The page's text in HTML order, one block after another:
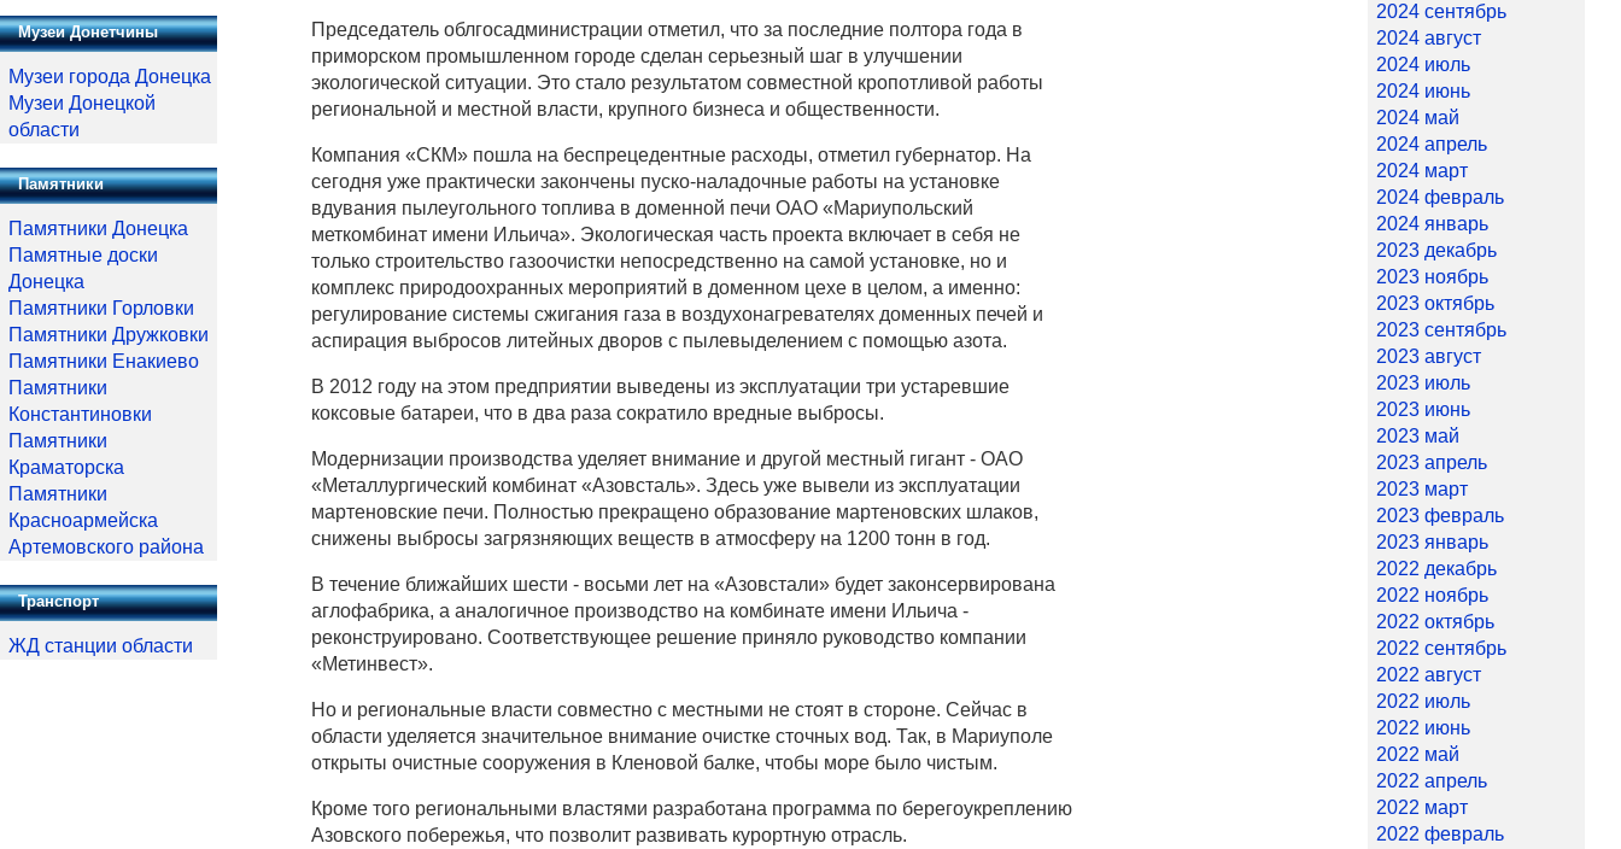
Председатель облгосадминистрации отметил, что за последние полтора года в
приморском промышленном городе сделан серьезный шаг в улучшении
экологической ситуации. Это стало результатом совместной кропотливой работы
региональной и местной власти, крупного бизнеса и общественности.
Компания «СКМ» пошла на беспрецедентные расходы, отметил губернатор. На
сегодня уже практически закончены пуско-наладочные работы на установке
вдувания пылеугольного топлива в доменной печи ОАО «Мариупольский
меткомбинат имени Ильича». Экологическая часть проекта включает в себя не
только строительство газоочистки непосредственно на самой установке, но и
комплекс природоохранных мероприятий в доменном цехе в целом, а именно:
регулирование системы сжигания газа в воздухонагревателях доменных печей и
аспирация выбросов литейных дворов с пылевыделением с помощью азота.
В 2012 году на этом предприятии выведены из эксплуатации три устаревшие
коксовые батареи, что в два раза сократило вредные выбросы.
Модернизации производства уделяет внимание и другой местный гигант - ОАО
«Металлургический комбинат «Азовсталь». Здесь уже вывели из эксплуатации
мартеновские печи. Полностью прекращено образование мартеновских шлаков,
снижены выбросы загрязняющих веществ в атмосферу на 1200 тонн в год.
В течение ближайших шести - восьми лет на «Азовстали» будет законсервирована
аглофабрика, а аналогичное производство на комбинате имени Ильича -
реконструировано. Соответствующее решение приняло руководство компании
«Метинвест».
Но и региональные власти совместно с местными не стоят в стороне. Сейчас в
области уделяется значительное внимание очистке сточных вод. Так, в Мариуполе
открыты очистные сооружения в Кленовой балке, чтобы море было чистым.
Кроме того региональными властями разработана программа по берегоукреплению
Азовского побережья, что позволит развивать курортную отрасль.
Музеи Донетчины
Музеи города Донецка
Музеи Донецкой
области
Памятники
Памятники Донецка
Памятные доски
Донецка
Памятники Горловки
Памятники Дружковки
Памятники Енакиево
Памятники
Константиновки
Памятники
Краматорска
Памятники
Красноармейска
Артемовского района
Транспорт
ЖД станции области
2024 сентябрь
2024 август
2024 июль
2024 июнь
2024 май
2024 апрель
2024 март
2024 февраль
2024 январь
2023 декабрь
2023 ноябрь
2023 октябрь
2023 сентябрь
2023 август
2023 июль
2023 июнь
2023 май
2023 апрель
2023 март
2023 февраль
2023 январь
2022 декабрь
2022 ноябрь
2022 октябрь
2022 сентябрь
2022 август
2022 июль
2022 июнь
2022 май
2022 апрель
2022 март
2022 февраль